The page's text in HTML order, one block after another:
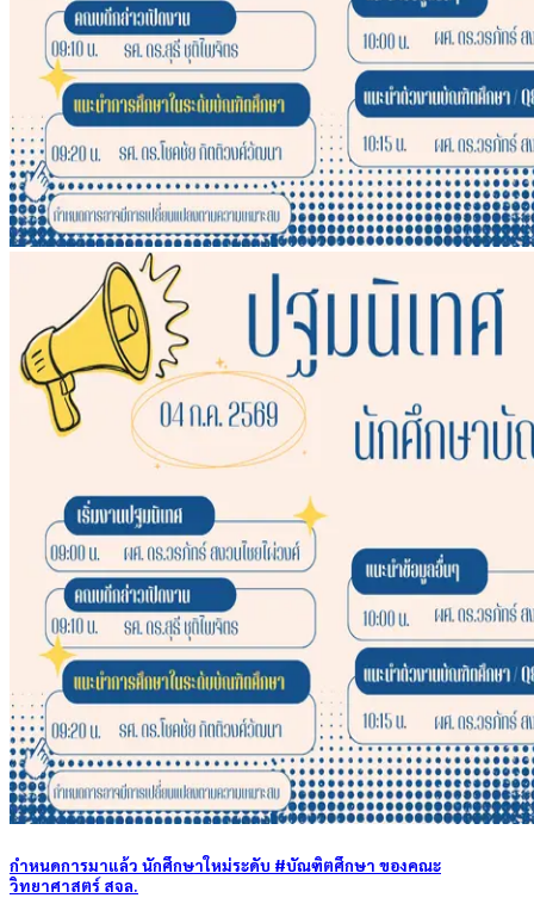
กำหนดการมาแล้ว นักศึกษาใหม่ระดับ #บัณฑิตศึกษา ของคณะ
วิทยาศาสตร์ สจล.